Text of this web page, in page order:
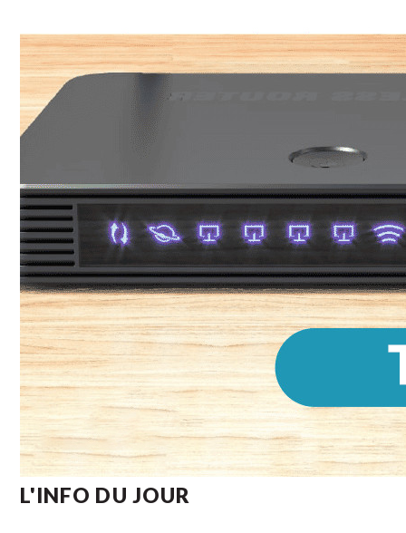
L'INFO DU JOUR